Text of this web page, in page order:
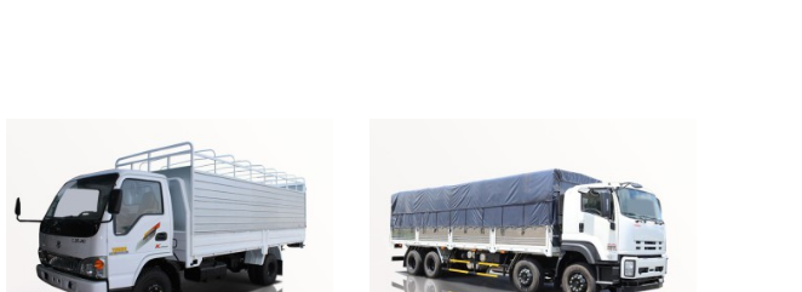
thước thùng xe, cabin, kiểu dáng nội ngoại thất mang phong cách sang
ưu điểm vượt trội là khả năng chở hàng tối ưu với thùng chở hàng dài
nét đẹp tinh tế hoàn hảo.